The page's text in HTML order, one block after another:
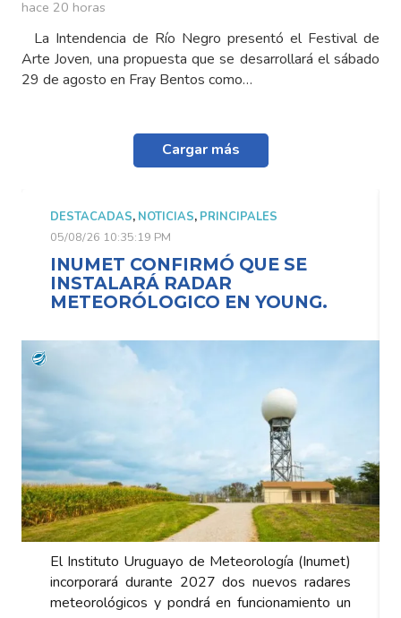
hace 20 horas
La Intendencia de Río Negro presentó el Festival de
Arte Joven, una propuesta que se desarrollará el sábado
29 de agosto en Fray Bentos como…
Cargar más
NOTICIAS,PRINCIPALES
PM
CONFIRMÓ QUE SE
RADAR
EN YOUNG.
Uruguayo de Meteorología (Inumet)
durante 2027 dos nuevos radares
y pondrá en funcionamiento un
INUMET
El Instituto
incorporará